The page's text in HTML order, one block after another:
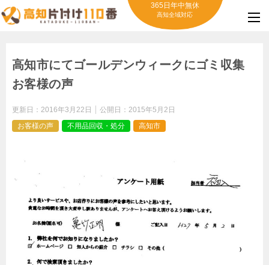
365日年中無休
高知全域対応
高知市にてゴールデンウィークにゴミ収集
お客様の声
更新日： 2016年3月22日 公開日： 2015年5月2日
お客様の声
不用品回収・処分 高知市